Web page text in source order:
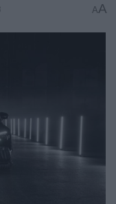
AA